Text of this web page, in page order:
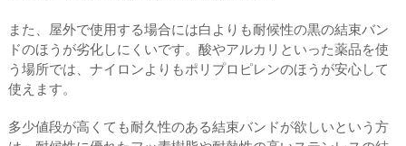
また、屋外で使用する場合には白よりも耐候性の黒の結束バン
ドのほうが劣化しにくいです。酸やアルカリといった薬品を使
う場所では、ナイロンよりもポリプロピレンのほうが安心して
使えます。
多少値段が高くても耐久性のある結束バンドが欲しいという方